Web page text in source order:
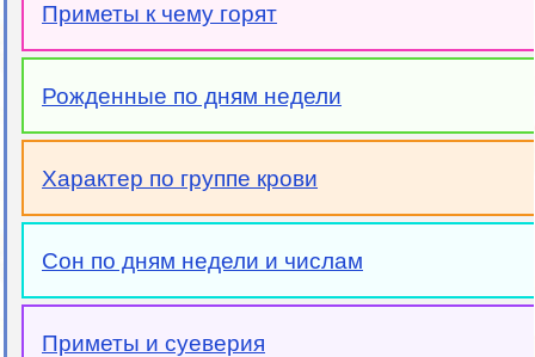
Приметы к чему горят
Рожденные по дням недели
Характер по группе крови
Сон по дням недели и числам
Приметы и суеверия